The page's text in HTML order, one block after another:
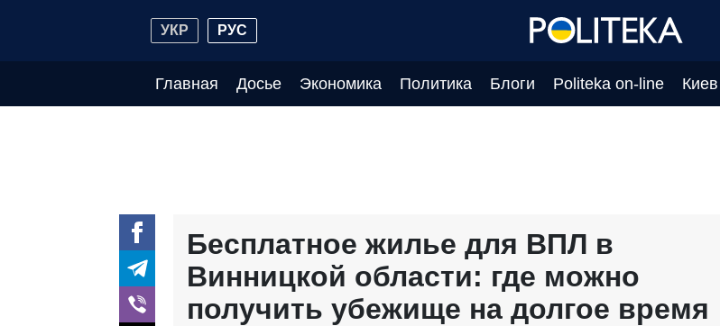
УКР РУС
Главная Досье Экономика Политика Блоги Politeka on-line Киев
Бесплатное жилье для ВПЛ в
Винницкой области: где можно
получить убежище на долгое время